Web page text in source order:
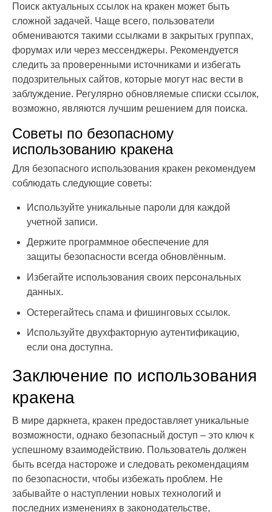
Поиск актуальных ссылок на кракен может быть
сложной задачей. Чаще всего, пользователи
обмениваются такими ссылками в закрытых группах,
форумах или через мессенджеры. Рекомендуется
следить за проверенными источниками и избегать
подозрительных сайтов, которые могут нас вести в
заблуждение. Регулярно обновляемые списки ссылок,
возможно, являются лучшим решением для поиска.
Советы по безопасному
использованию кракена
Для безопасного использования кракен рекомендуем
соблюдать следующие советы:
Используйте уникальные пароли для каждой
учетной записи.
Держите программное обеспечение для
защиты безопасности всегда обновлённым.
Избегайте использования своих персональных
данных.
Остерегайтесь спама и фишинговых ссылок.
Используйте двухфакторную аутентификацию,
если она доступна.
Заключение по использования
кракена
В мире даркнета, кракен предоставляет уникальные
возможности, однако безопасный доступ – это ключ к
успешному взаимодействию. Пользователь должен
быть всегда настороже и следовать рекомендациям
по безопасности, чтобы избежать проблем. Не
забывайте о наступлении новых технологий и
последних изменениях в законодательстве,